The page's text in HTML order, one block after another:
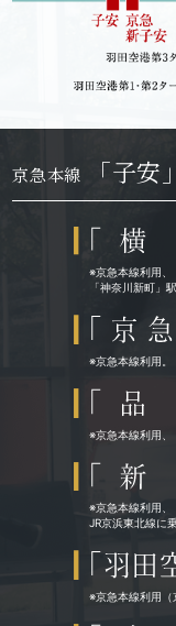
京急本線 「子安」
※京急本線利用、
「神奈川新町」
※京急本線利用。
※京急本線利用、
※京急本線利用、
JR京浜東北線に
※京急本線利用（